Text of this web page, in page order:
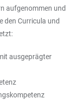
aufgenommen und
den Curricula und
ausgeprägter